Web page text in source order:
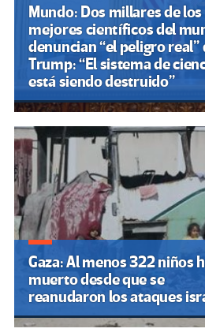
Mundo: Dos millares de los
mejores científicos del
denuncian “el peligro real”
Trump: “El sistema de
está siendo destruido”
Gaza: Al menos 322 niños
muerto desde que se
reanudaron los ataques